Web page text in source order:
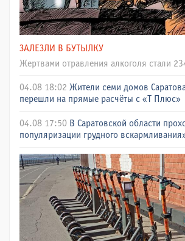
ЗАЛЕЗЛИ В БУТЫЛКУ
Жертвами отравления алкоголя стали
04.08 18:02 Жители семи домов
перешли на прямые расчёты с «Т Плюс»
04.08 17:50 В Саратовской области
популяризации грудного